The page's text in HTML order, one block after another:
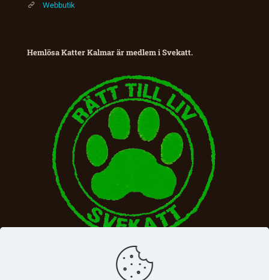
Webbutik
Hemlösa Katter Kalmar är medlem i Svekatt.